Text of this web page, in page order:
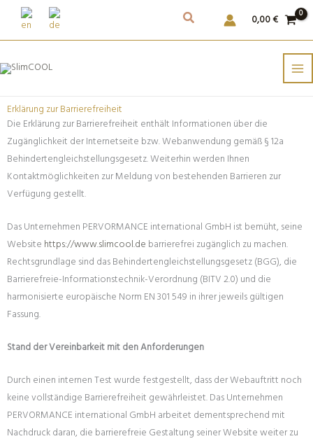
Weiter
Inhalt
0,00€
Erklärung zur Barrierefreiheit
Die Erklärung zur Barrierefreiheit enthält Informationen über die
Zugänglichkeit der Internetseite bzw. Webanwendung gemäß § 12a
Behindertengleichstellungsgesetz. Weiterhin werden Ihnen
Kontaktmöglichkeiten zur Meldung von bestehenden Barrieren zur
Verfügung gestellt.
Das Unternehmen PERVORMANCE international GmbH ist bemüht, seine
Website https://www.slimcool.de barrierefrei zugänglich zu machen.
Rechtsgrundlage sind das Behindertengleichstellungsgesetz (BGG), die
Barrierefreie-Informationstechnik-Verordnung (BITV 2.0) und die
harmonisierte europäische Norm EN 301 549 in ihrer jeweils gültigen
Fassung.
Stand der Vereinbarkeit mit den Anforderungen
Durch einen internen Test wurde festgestellt, dass der Webauftritt noch
keine vollständige Barrierefreiheit gewährleistet. Das Unternehmen
PERVORMANCE international GmbH arbeitet dementsprechend mit
Nachdruck daran, die barrierefreie Gestaltung seiner Website weiter zu